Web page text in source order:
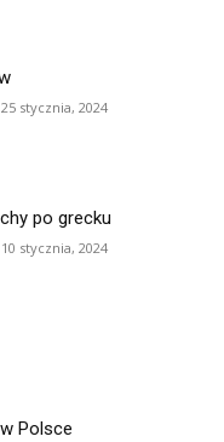
25 stycznia, 2024
po grecku
10 stycznia, 2024
Polsce